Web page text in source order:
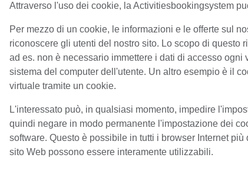
Attraverso l'uso dei cookie, la Activitiesbookingsystem
Per mezzo di un cookie, le informazioni e le offerte sul
riconoscere gli utenti del nostro sito. Lo scopo di
ad es. non è necessario immettere i dati di accesso
sistema del computer dell'utente. Un altro esempio è il
virtuale tramite un cookie.
L'interessato può, in qualsiasi momento, impedire
quindi negare in modo permanente l'impostazione dei
software. Questo è possibile in tutti i browser Internet
sito Web possono essere interamente utilizzabili.